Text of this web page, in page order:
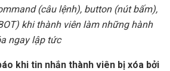
(câu lệnh), button (nút bấm),
khi thành viên làm những hành
ngay lập tức
khi tin nhắn thành viên bị xóa bởi